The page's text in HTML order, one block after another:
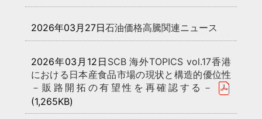
2026年03月27日石油価格高騰関連ニュース
2026年03月12日 SCB 海外TOPICS vol.17香港
における日本産食品市場の現状と構造的優位性
－販路開拓の有望性を再確認する－
(1,265KB)